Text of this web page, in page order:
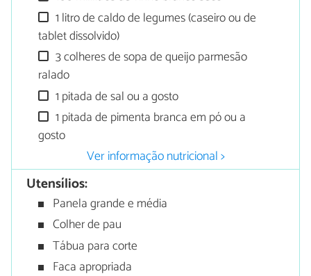
1 litro de caldo de legumes (caseiro ou de
tablet dissolvido)
3 colheres de sopa de queijo parmesão
ralado
1 pitada de sal ou a gosto
1 pitada de pimenta branca em pó ou a
gosto
Ver informação nutricional >
Utensílios:
Panela grande e média
Colher de pau
Tábua para corte
Faca apropriada